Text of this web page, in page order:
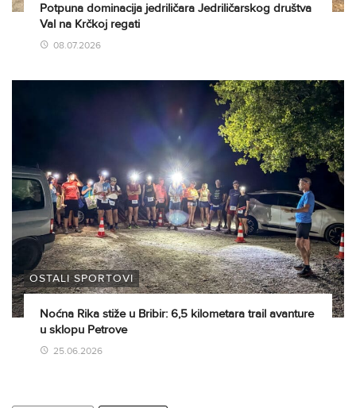
Potpuna dominacija jedriličara Jedriličarskog društva
Val na Krčkoj regati
08.07.2026
OSTALI SPORTOVI
Noćna Rika stiže u Bribir: 6,5 kilometara trail avanture
u sklopu Petrove
25.06.2026